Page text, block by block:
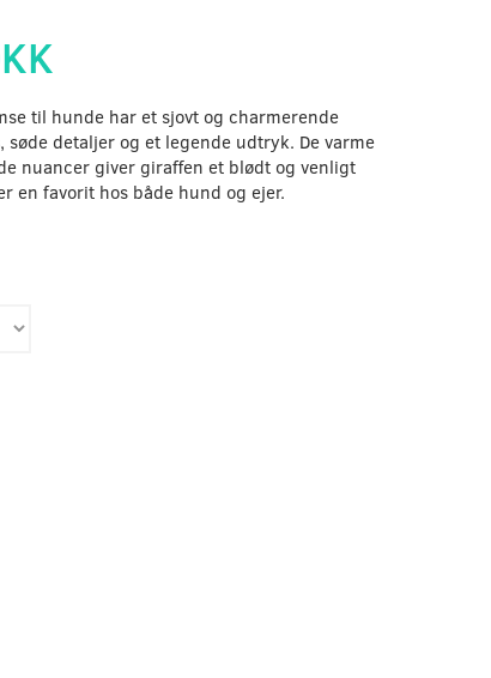
til hunde har et sjovt og charmerende
søde detaljer og et legende udtryk. De varme
nuancer giver giraffen et blødt og venligt
en favorit hos både hund og ejer.